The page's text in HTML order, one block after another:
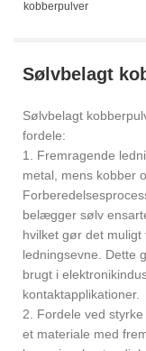
kobberpulver
Sølvbelagt
Sølvbelagt
fordele:
1. Fremragende
metal, mens kobber
belægger sølv
hvilket gør det
ledningsevne. Dette
brugt i
kontaktapplikationer.
2. Fordele ved
et materiale med